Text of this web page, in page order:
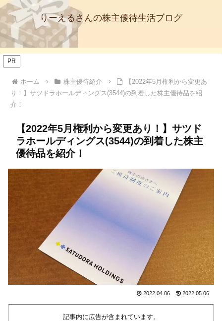
りーえるさんの株主優待生活ブログ
PR
ホーム 株主優待紹介
【2022年5月権利から変更あ
り！】サツドラホールディングス(3544)の到着した株主優待品を紹
介！
【2022年5月権利から変更あり！】サツド
ラホールディングス(3544)の到着した株主
優待品を紹介！
2022.04.06 2022.05.06
記事内に広告が含まれています。